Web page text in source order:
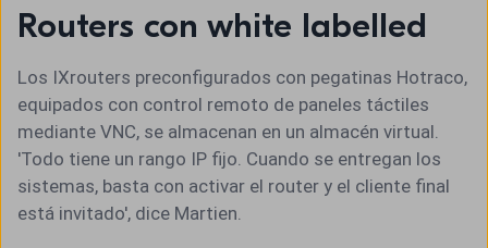
Routers con white labelled
Los IXrouters preconfigurados con pegatinas Hotraco,
equipados con control remoto de paneles táctiles
mediante VNC, se almacenan en un almacén virtual.
'Todo tiene un rango IP fijo. Cuando se entregan los
sistemas, basta con activar el router y el cliente final
está invitado', dice Martien.